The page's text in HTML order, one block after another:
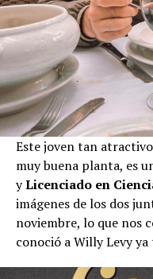
Este joven tan
muy buena planta, es
yLicenciado en
imágenes de los dos
noviembre, lo que nos
conoció a Willy Levy